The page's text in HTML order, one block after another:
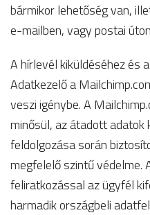
bármikor lehetőség van,
e-mailben, vagy postai
A hírlevél kiküldéséhez és
Adatkezelő a
veszi igénybe. A
minősül, az átadott adatok
feldolgozása során
megfelelő szintű védelme.
feliratkozással az ügyfél
harmadik országbeli